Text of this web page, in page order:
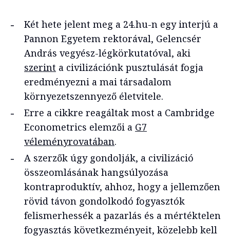
Két hete jelent meg a 24.hu-n egy interjú a
Pannon Egyetem rektorával, Gelencsér
András vegyész-légkörkutatóval, aki
szerint a civilizációnk pusztulását fogja
eredményezni a mai társadalom
környezetszennyező életvitele.
Erre a cikkre reagáltak most a Cambridge
Econometrics elemzői a G7
véleményrovatában.
A szerzők úgy gondolják, a civilizáció
összeomlásának hangsúlyozása
kontraproduktív, ahhoz, hogy a jellemzően
rövid távon gondolkodó fogyasztók
felismerhessék a pazarlás és a mértéktelen
fogyasztás következményeit, közelebb kell